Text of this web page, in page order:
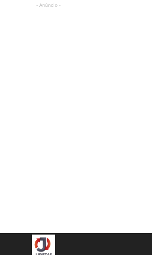
- Anúncio -